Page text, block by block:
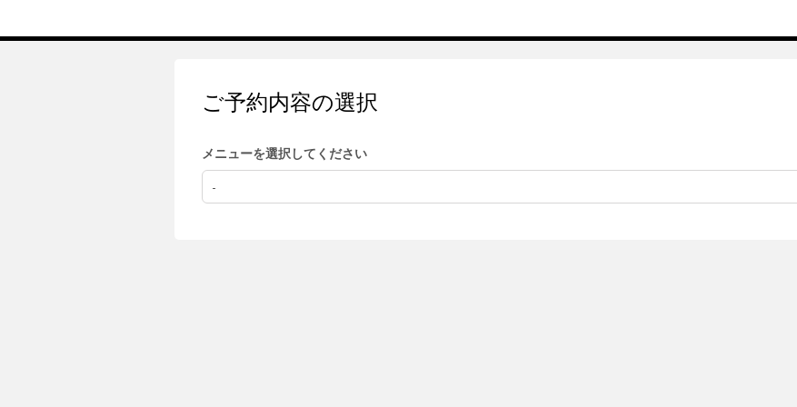
ご予約内容の選択
メニューを選択してください
-